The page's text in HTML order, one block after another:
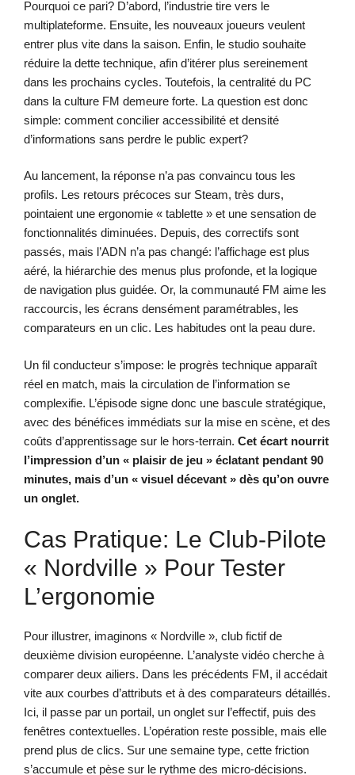
Pourquoi ce pari? D’abord, l’industrie tire vers le
multiplateforme. Ensuite, les nouveaux joueurs veulent
entrer plus vite dans la saison. Enfin, le studio souhaite
réduire la dette technique, afin d’itérer plus sereinement
dans les prochains cycles. Toutefois, la centralité du PC
dans la culture FM demeure forte. La question est donc
simple: comment concilier accessibilité et densité
d’informations sans perdre le public expert?
Au lancement, la réponse n’a pas convaincu tous les
profils. Les retours précoces sur Steam, très durs,
pointaient une ergonomie « tablette » et une sensation de
fonctionnalités diminuées. Depuis, des correctifs sont
passés, mais l’ADN n’a pas changé: l’affichage est plus
aéré, la hiérarchie des menus plus profonde, et la logique
de navigation plus guidée. Or, la communauté FM aime les
raccourcis, les écrans densément paramétrables, les
comparateurs en un clic. Les habitudes ont la peau dure.
Un fil conducteur s’impose: le progrès technique apparaît
réel en match, mais la circulation de l’information se
complexifie. L’épisode signe donc une bascule stratégique,
avec des bénéfices immédiats sur la mise en scène, et des
coûts d’apprentissage sur le hors-terrain. Cet écart nourrit
l’impression d’un « plaisir de jeu » éclatant pendant 90
minutes, mais d’un « visuel décevant » dès qu’on ouvre
un onglet.
Cas Pratique: Le Club-Pilote
« Nordville » Pour Tester
L’ergonomie
Pour illustrer, imaginons « Nordville », club fictif de
deuxième division européenne. L’analyste vidéo cherche à
comparer deux ailiers. Dans les précédents FM, il accédait
vite aux courbes d’attributs et à des comparateurs détaillés.
Ici, il passe par un portail, un onglet sur l’effectif, puis des
fenêtres contextuelles. L’opération reste possible, mais elle
prend plus de clics. Sur une semaine type, cette friction
s’accumule et pèse sur le rythme des micro-décisions.